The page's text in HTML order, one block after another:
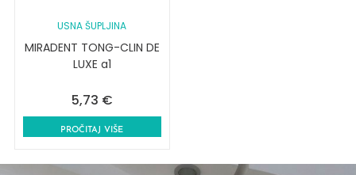
USNA ŠUPLJINA
MIRADENT TONG-CLIN DE
LUXE a1
5,73 €
PROČITAJ VIŠE